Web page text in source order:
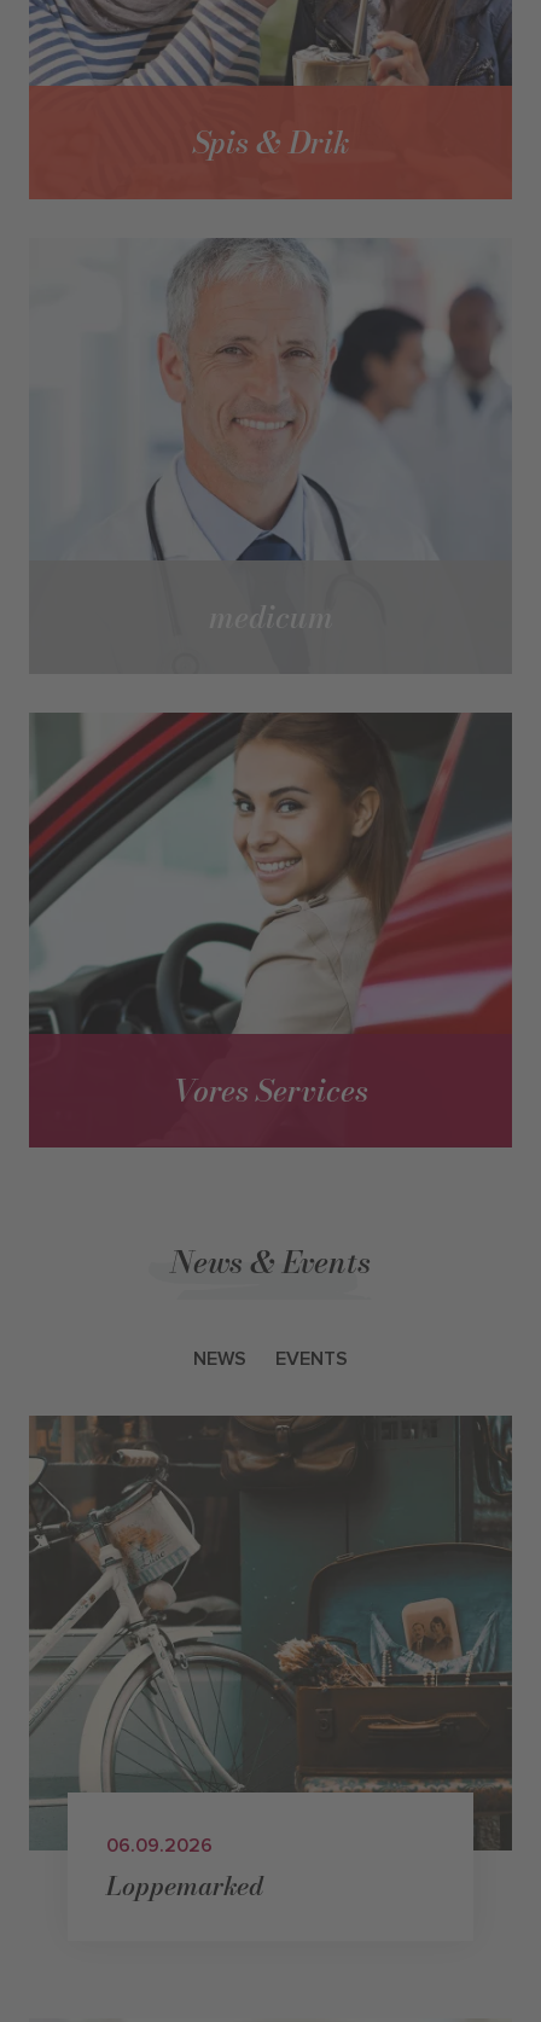
Spis & Drik
medicum
Vores Services
News & Events
NEWS EVENTS
06.09.2026
Loppemarked